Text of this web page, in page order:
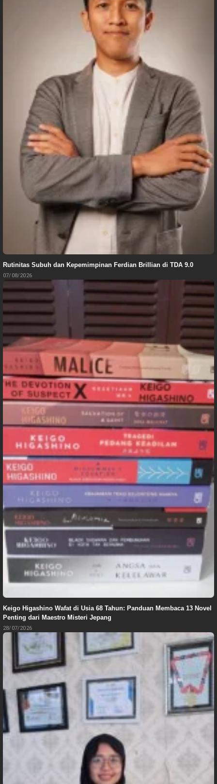
Rutinitas Subuh dan Kepemimpinan Ferdian Brillian di TDA 9.0
07/08/2026
Keigo Higashino Wafat di Usia 68 Tahun: Panduan Membaca 13 Novel
Penting dari Maestro Misteri Jepang
28/07/2026